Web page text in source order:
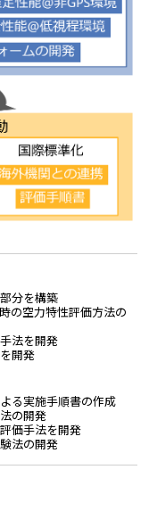
分を構築
の空力特性評価方法の
法を開発
開発
る実施手順書の作成
の開発
価手法を開発
法の開発